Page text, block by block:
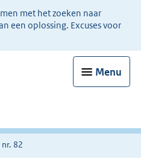
met het zoeken naar
een oplossing. Excuses voor
Menu
82